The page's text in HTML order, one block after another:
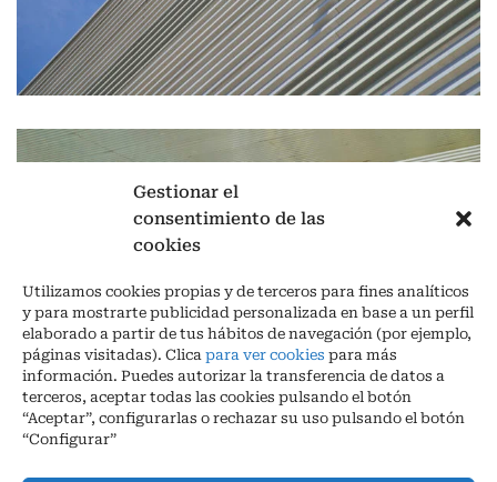
Gestionar el
consentimiento de las
cookies
Utilizamos cookies propias y de terceros para fines analíticos
y para mostrarte publicidad personalizada en base a un perfil
elaborado a partir de tus hábitos de navegación (por ejemplo,
páginas visitadas). Clica para ver cookies para más
información. Puedes autorizar la transferencia de datos a
terceros, aceptar todas las cookies pulsando el botón
“Aceptar”, configurarlas o rechazar su uso pulsando el botón
“Configurar”